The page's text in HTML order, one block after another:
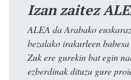
Izan zaitez
ALEA da Arabako
bezalako irakurleen
Zuk ere gurekin bat egin
ezberdinak dituzu gure